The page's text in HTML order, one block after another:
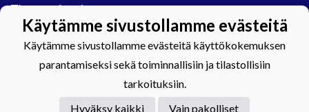
Tietosuojaseloste
#Maijamäkimagic
Käytämme sivustollamme evästeitä
Käytämme sivustollamme evästeitä käyttökokemuksen
parantamiseksi sekä toiminnallisiin ja tilastollisiin
tarkoituksiin.
Hyväksy kaikki
Vain pakolliset